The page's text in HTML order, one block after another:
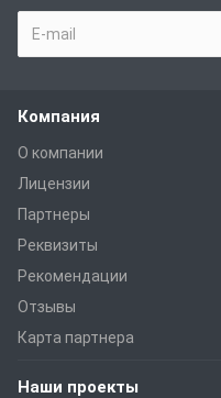
Компания
О компании
Лицензии
Партнеры
Реквизиты
Рекомендации
Отзывы
Карта партнера
Наши проекты